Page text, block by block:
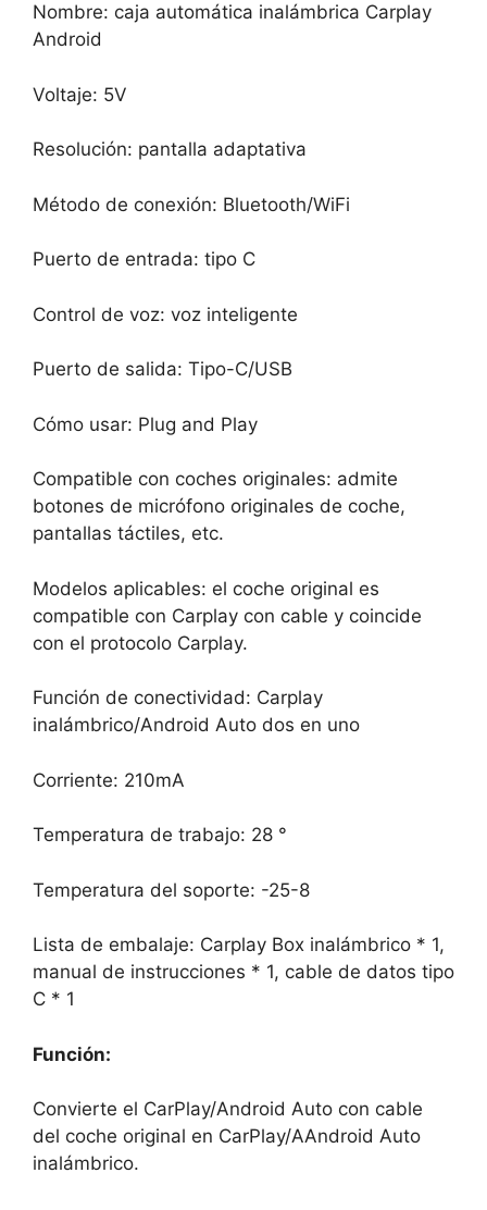
Nombre: caja automática inalámbrica Carplay
Android
Voltaje: 5V
Resolución: pantalla adaptativa
Método de conexión: Bluetooth/WiFi
Puerto de entrada: tipo C
Control de voz: voz inteligente
Puerto de salida: Tipo-C/USB
Cómo usar: Plug and Play
Compatible con coches originales: admite
botones de micrófono originales de coche,
pantallas táctiles, etc.
Modelos aplicables: el coche original es
compatible con Carplay con cable y coincide
con el protocolo Carplay.
Función de conectividad: Carplay
inalámbrico/Android Auto dos en uno
Corriente: 210mA
Temperatura de trabajo: 28 °
Temperatura del soporte: -25-8
Lista de embalaje: Carplay Box inalámbrico * 1,
manual de instrucciones * 1, cable de datos tipo
C * 1
Función:
Convierte el CarPlay/Android Auto con cable
del coche original en CarPlay/AAndroid Auto
inalámbrico.